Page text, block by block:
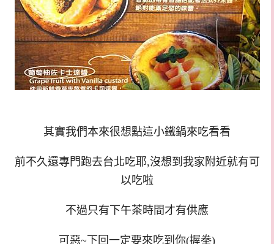
其實我們本來很想點這小鐵鍋來吃看看
前不久還專門跑去台北吃耶,沒想到我家附近就有可
以吃啦
不過只有下午茶時間才有供應
可惡~下回一定要來吃到你(握拳)